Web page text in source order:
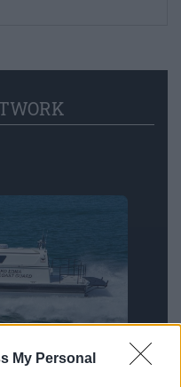
My Personal